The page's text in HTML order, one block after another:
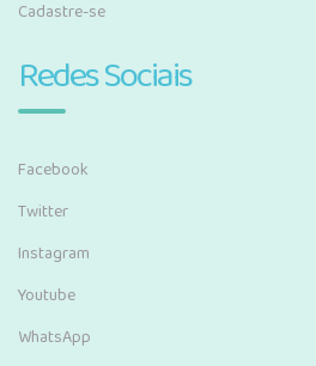
Cadastre-se
Redes Sociais
Facebook
Twitter
Instagram
Youtube
WhatsApp